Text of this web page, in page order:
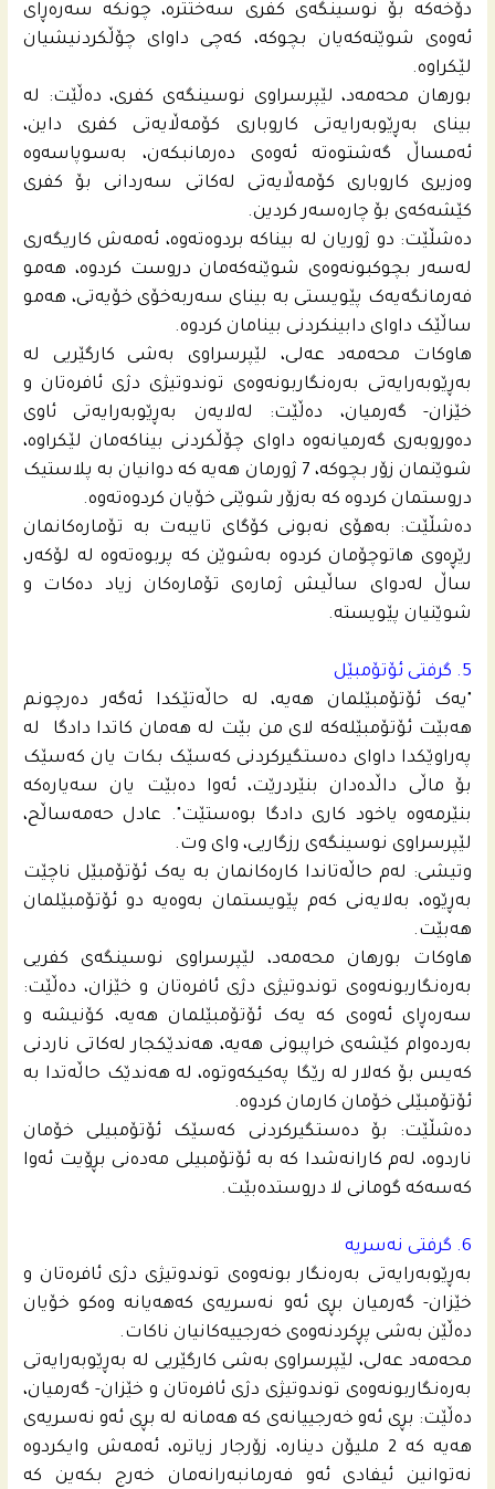
دۆخه‌كه‌ بۆ نوسینگه‌ى كفری سه‌ختتره‌، چونكه‌ سەرەڕای
ئەوەی شوێنه‌كه‌یان بچوكه‌، كه‌چى داواى چۆڵكردنیشیان
لێكراوه‌.
بورهان محه‌مه‌د، لێپرسراوی نوسینگەی کفری، دەڵێت: لە
بینای بەڕێوبەرایەتی کاروباری کۆمەڵایەتی کفری داین،
ئەمساڵ گەشتوەتە ئەوەی دەرمانبکەن، بەسوپاسەوە
وەزیری کاروباری کۆمەڵایەتی لەکاتی سەردانی بۆ کفری
کێشەکەی بۆ چارەسەر کردین.
دەشڵێت: دو ژوریان له‌ بیناكه‌ بردوەتەوە، ئەمەش کاریگەری
لەسەر بچوکبونەوەی شوێنەکەمان دروست کردوە، هەمو
فەرمانگەیەک پێویستی بە بینای سەربەخۆی خۆیەتی، هەمو
ساڵێک داوای دابینکردنی بینامان کردوە.
هاوکات محه‌مه‌د عه‌لی، لێپرسراوی بەشی کارگێریی لە
بەڕێوبەرایەتی بەرەنگاربونەوەی توندوتیژی دژی ئافرەتان و
خێزان- گەرمیان، دەڵێت: لەلایەن بەڕێوبەرایەتی ئاوی
دەوروبەری گەرمیانەوە داوای چۆڵکردنی بیناکەمان لێکراوە،
شوێنمان زۆر بچوکە، 7 ژورمان هەیە کە دوانیان بە پلاستیک
دروستمان کردوە کە بەزۆر شوێنی خۆیان کردوەتەوە.
دەشڵێت: بەهۆی نەبونی کۆگای تایبەت بە تۆمارەکانمان
رێڕەوی هاتوچۆمان کردوە بەشوێن کە پربوەتەوە لە لۆکەر،
ساڵ لەدوای ساڵیش ژمارەی تۆمارەکان زیاد دەکات و
شوێنیان پێویستە.
5. گرفتی ئۆتۆمبێل
"یەک ئۆتۆمبێلمان هەیە، لە حاڵەتێکدا ئەگەر دەرچونم
هەبێت ئۆتۆمبێلەکە لای من بێت لە هەمان کاتدا دادگا لە
پەراوێکدا داوای دەستگیرکردنی کەسێک بکات یان کەسێک
بۆ ماڵی داڵدەدان بنێردرێت، ئەوا دەبێت یان سەیارەکە
بنێرمەوە یاخود کاری دادگا بوەستێت". عادل حه‌مەساڵح،
لێپرسراوی نوسینگەی رزگاریی، وای وت.
وتیشی: لەم حاڵەتاندا کارەکانمان بە یەک ئۆتۆمبێل ناچێت
بەڕێوە، بەلایەنی کەم پێویستمان بەوەیە دو ئۆتۆمبێلمان
هەبێت.
هاوکات بورهان محه‌مه‌د، لێپرسراوی نوسینگەی كفریی
بەرەنگاربونەوەی توندوتیژی دژی ئافرەتان و خێزان، دەڵێت:
سەرەڕای ئەوەی کە یەک ئۆتۆمبێلمان هەیە، کۆنیشە و
بەردەوام کێشەی خراپبونی هەیە، هەندێکجار لەکاتی ناردنی
کەیس بۆ کەلار لە رێگا پەکیکەوتوە، لە هەندێک حاڵەتدا بە
ئۆتۆمبێلی خۆمان كارمان كردوه‌.
دەشڵێت: بۆ دەستگیرکردنی کەسێک ئۆتۆمبیلی خۆمان
ناردوە، لەم کارانەشدا كه‌ بە ئۆتۆمبیلی مەدەنی بڕۆیت ئه‌وا
کەسەکە گومانی لا دروستده‌بێت.
6. گرفتی نەسریە
بەڕێوبەرایەتی بەرەنگار بونەوەی توندوتیژی دژی ئافرەتان و
خێزان- گەرمیان بڕی ئەو نەسریەی کەهەیانە وەکو خۆیان
دەڵێن بەشی پڕکردنەوەی خەرجییەکانیان ناکات.
محه‌مه‌د عه‌لی، لێپرسراوی بەشی کارگێریی لە بەڕێوبەرایەتی
بەرەنگاربونەوەی توندوتیژی دژی ئافرەتان و خێزان- گەرمیان،
دەڵێت: بڕی ئەو خەرجییانەی کە هەمانە لە بڕی ئەو نەسریەی
هەیە کە 2 ملیۆن دینارە، زۆرجار زیاتره‌، ئەمەش وایکردوە
نەتوانین ئیفادی ئەو فه‌رمانبه‌رانه‌مان خەرج بکەین کە